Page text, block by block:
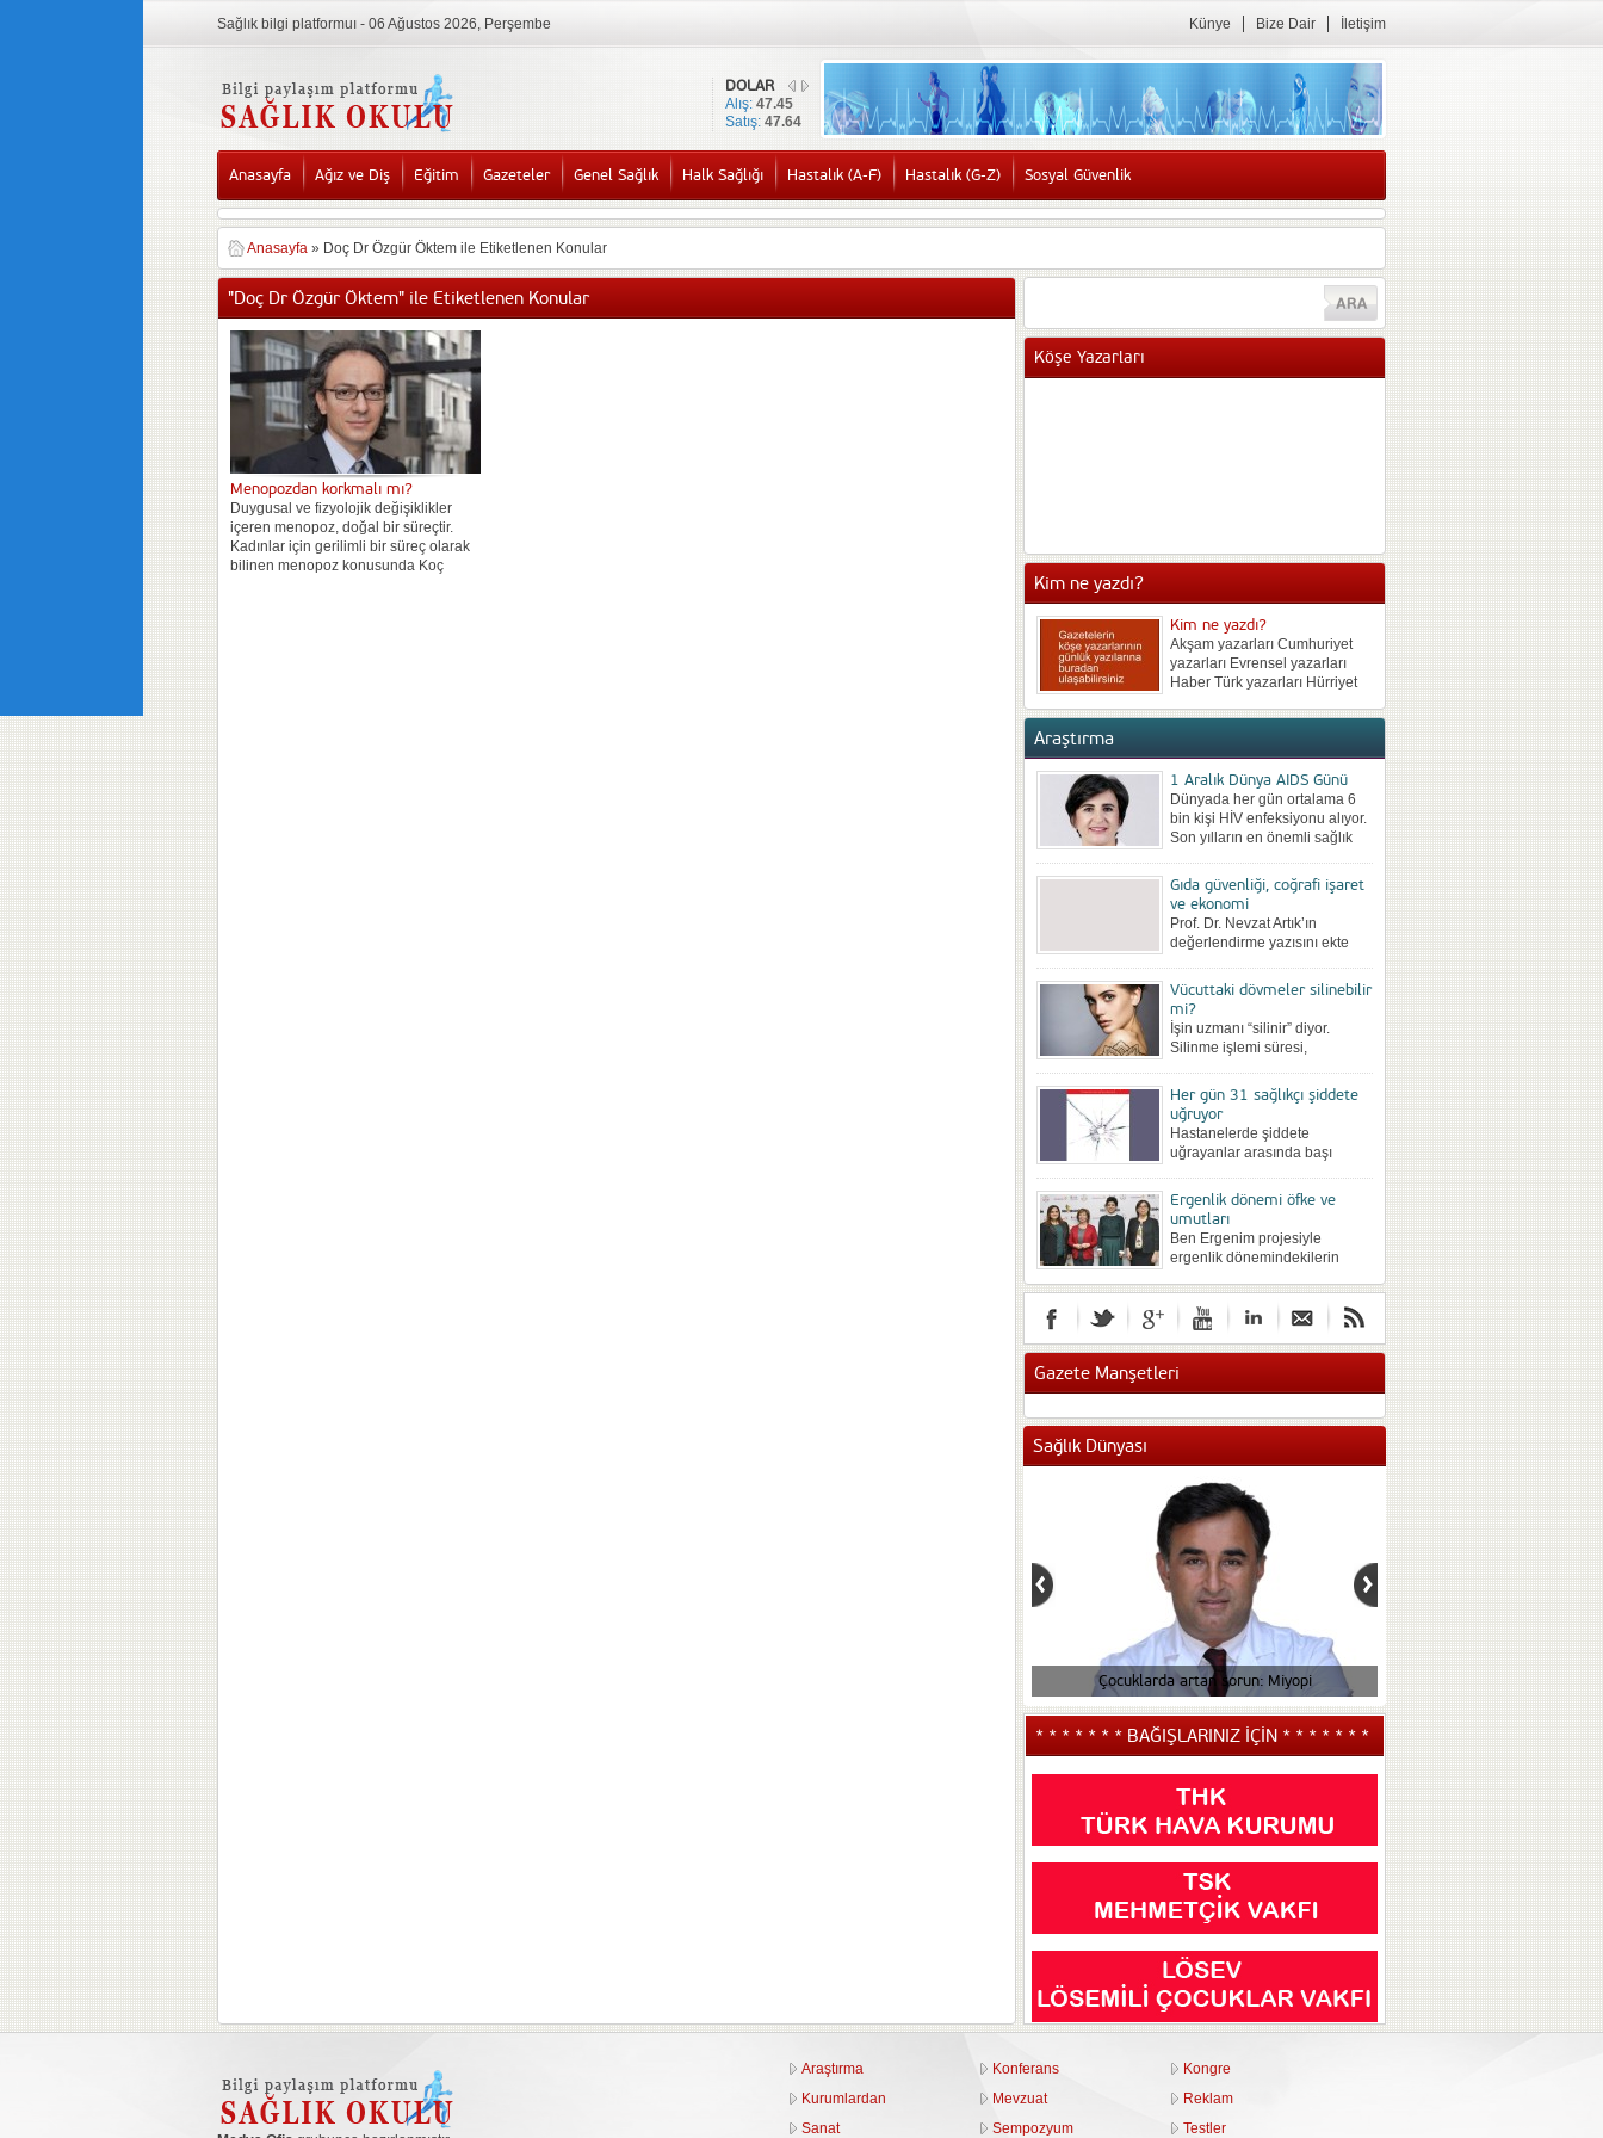
Sağlık bilgi platformuı - 06 Ağustos 2026, Perşembe Künye Bize Dair İletişim
DOLAR
Alış: 47.45
Satış: 47.64
Anasayfa Ağız ve Diş Eğitim Gazeteler Genel Sağlık Halk Sağlığı Hastalık (A-F) Hastalık (G-Z) Sosyal Güvenlik
Anasayfa » Doç Dr Özgür Öktem ile Etiketlenen Konular
"Doç Dr Özgür Öktem" ile Etiketlenen Konular
Menopozdan korkmalı mı?
Duygusal ve fizyolojik değişiklikler
içeren menopoz, doğal bir süreçtir.
Kadınlar için gerilimli bir süreç olarak
bilinen menopoz konusunda Koç
Köşe Yazarları
iki katı kilo alan birçok...
Kim ne yazdı?
Kim ne yazdı?
Akşam yazarları Cumhuriyet
yazarları Evrensel yazarları
Haber Türk yazarları Hürriyet
Posta yazarları Radikal
Sözcü yazarları Star yazarları
Takvim yazarları Türkiye
yazarları Vatan yazarları Yeni
Asya yazarları Yeni Çağ
yazarları Yeni Şafak...
Araştırma
1 Aralık Dünya AIDS Günü
Dünyada her gün ortalama 6
bin kişi HİV enfeksiyonu alıyor.
Son yılların en önemli sağlık
kontrol altına...
Gıda güvenliği, coğrafi işaret
ve ekonomi
Prof. Dr. Nevzat Artık’ın
değerlendirme yazısını ekte
Ürünler Zirvesi 28-29 Nisan
2017 tarihinde Ankara’da
yapıldı.ATO’nun Ankara Ticaret
Odası...
Vücuttaki dövmeler silinebilir
mi?
İşin uzmanı “silinir” diyor.
Silinme işlemi süresi,
önce farklı yöntemlerle
silinmek istenip istenmediğine
göre değişebiliyor. Büyük bir
hevesli...
Her gün 31 sağlıkçı şiddete
uğruyor
Hastanelerde şiddete
uğrayanlar arasında başı
sırasıyla hemşireler, idari
personel ve güvenlik personeli
geliyor. Sözlü şiddet en sık...
Ergenlik dönemi öfke ve
umutları
Ben Ergenim projesiyle
ergenlik dönemindekilerin
araştırıldı. Yaş arttıkça şiddet
eğilimi de artıyor. Kızlar
gelecekten umutsuz. Ergenlik
döneminin...
Gazete Manşetleri
Sağlık Dünyası
Çocuklarda artan sorun: Miyopi Çocuğunuzun tiki
* * * * * * * BAĞIŞLARINIZ İÇİN * * * * * * *
Araştırma Konferans
Kongre
Kurumlardan
Mevzuat
Reklam
Sanat
Sempozyum Testler